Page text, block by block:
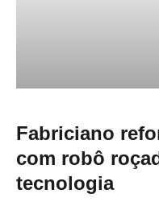
Fabriciano
com robô
tecnologia